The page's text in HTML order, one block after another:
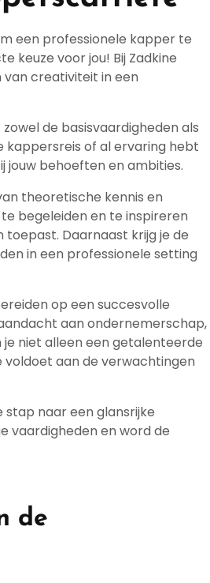
een professionele kapper te
keuze voor jou! Bij Zadkine
creativiteit in een
de basisvaardigheden als
kappersreis of al ervaring hebt
jouw behoeften en ambities.
theoretische kennis en
begeleiden en te inspireren
Daarnaast krijg je de
in een professionele setting
op een succesvolle
aan ondernemerschap,
niet alleen een getalenteerde
aan de verwachtingen
stap naar een glansrijke
vaardigheden en word de
de